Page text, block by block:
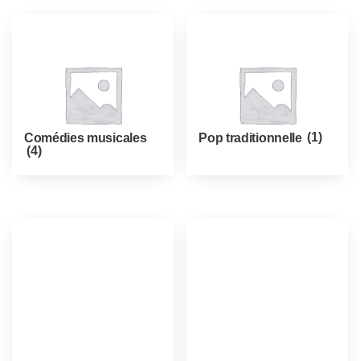
Comédies musicales
(4)
Pop traditionnelle (1)